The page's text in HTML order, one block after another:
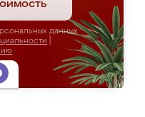
данных